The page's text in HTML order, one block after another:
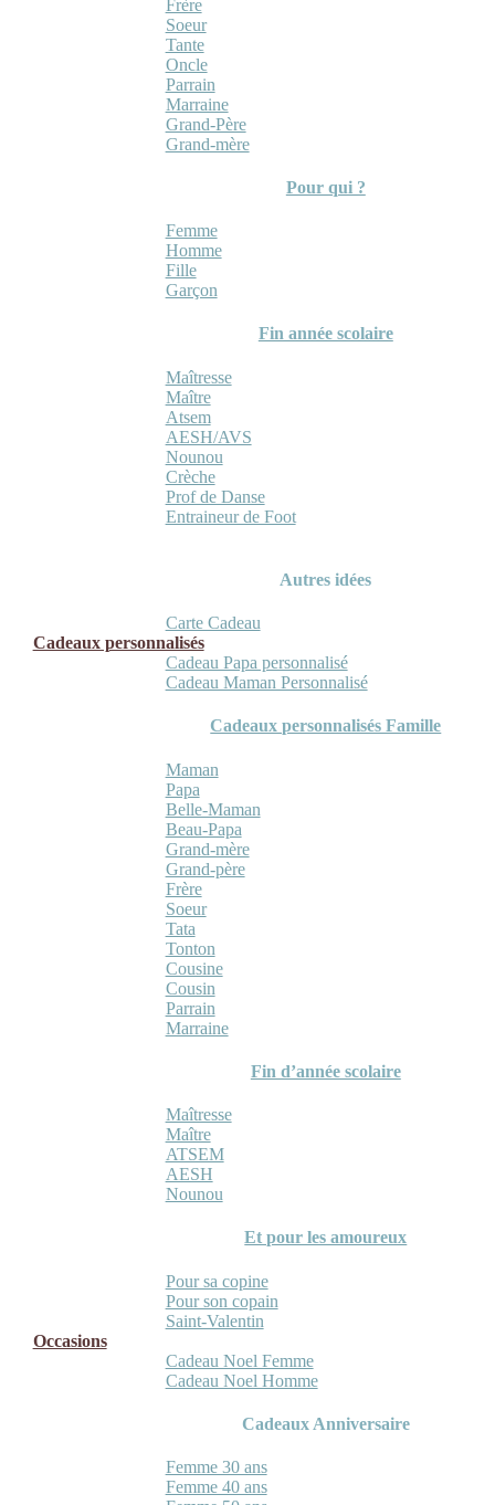
Frère
Soeur
Tante
Oncle
Parrain
Marraine
Grand-Père
Grand-mère
Pour qui ?
Femme
Homme
Fille
Garçon
Fin année scolaire
Maîtresse
Maître
Atsem
AESH/AVS
Nounou
Crèche
Prof de Danse
Entraineur de Foot
Autres idées
Carte Cadeau
Cadeaux personnalisés
Cadeau Papa personnalisé
Cadeau Maman Personnalisé
Cadeaux personnalisés Famille
Maman
Papa
Belle-Maman
Beau-Papa
Grand-mère
Grand-père
Frère
Soeur
Tata
Tonton
Cousine
Cousin
Parrain
Marraine
Fin d’année scolaire
Maîtresse
Maître
ATSEM
AESH
Nounou
Et pour les amoureux
Pour sa copine
Pour son copain
Saint-Valentin
Occasions
Cadeau Noel Femme
Cadeau Noel Homme
Cadeaux Anniversaire
Femme 30 ans
Femme 40 ans